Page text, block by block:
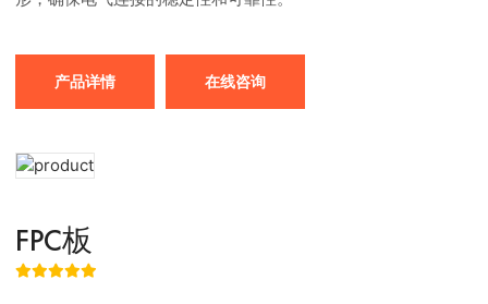
产品详情 在线咨询
FPC板